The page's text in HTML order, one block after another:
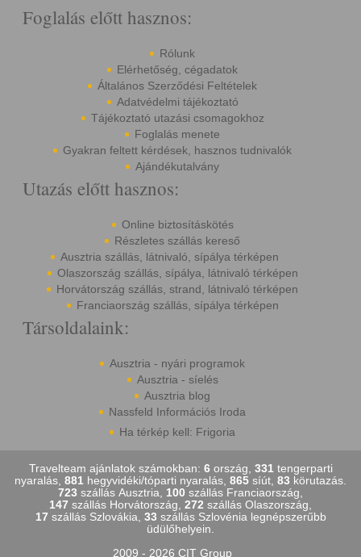
Foglalás előtt hasznos:
Rólunk
Elérhetőség, cégadatok
Általános Szerződési Feltételek
Adatvédelmi tájékoztató
Tájékoztató utazási csomagokhoz
Foglalás menete
Gyakran feltett kérdések, hasznos tudnivalók
Ajándékutalvány
Utazás előtt hasznos:
Online biztosításkötés
Részletes szállás kereső
Ausztria szállás, látnivaló, sípálya térképen
Olaszország szállás, sípálya, látnivaló térképen
Horvátország szállás, strand, látnivaló térképen
Franciaország szállás, sípálya térképen
Társoldalaink:
Ausztria - nyári programok
Ausztria - síelés
Ausztria blog
Nassfeld Információs Iroda
Ha térkép kell: Frigoria
Travelteam ajánlatok számokban: 6ország, 331tengerparti
nyaralás, 881 hegyvidéki/tóparti nyaralás, 865 síút, 83 körutazás.
723 szállás Ausztria, 100 szállás Franciaország,
147 szállás Horvátország, 272 szállás Olaszország,
17 szállás Szlovákia, 33 szállás Szlovénia legnépszerűbb
üdülőhelyein.
2009 - 2026 CIT Group